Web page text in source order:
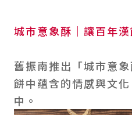
© 2026 JIU ZHEN
Site by 很好設
城市意象酥｜讓百年
舊振南推出「城市意
餅中蘊含的情感與文
中。